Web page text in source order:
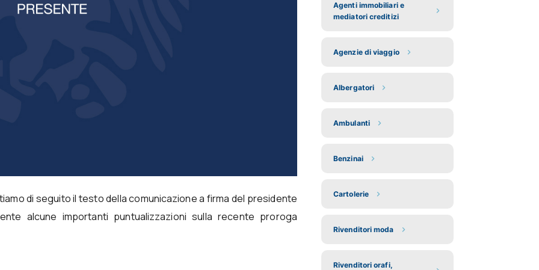
di seguito il testo della comunicazione a firma del presidente
alcune importanti puntualizzazioni sulla recente proroga
Agenti immobiliari e
mediatori creditizi
Agenzie di viaggio
Albergatori
Ambulanti
Benzinai
Cartolerie
Rivenditori moda
Rivenditori orafi,